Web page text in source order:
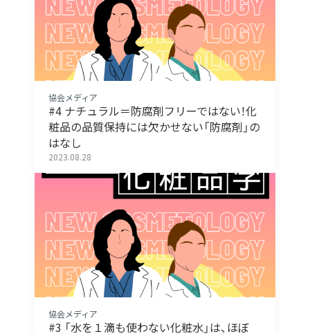
協会メディア
#4 ナチュラル＝防腐剤フリーではない！化
粧品の品質保持には欠かせない「防腐剤」の
はなし
2023.08.28
協会メディア
#3 「水を１滴も使わない化粧水」は、ほぼ